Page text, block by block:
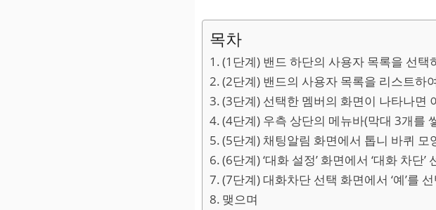
목차
(1단계) 밴드 하단의 사용자 목록을 선택
(2단계) 밴드의 사용자 목록을 리스트하
(3단계) 선택한 멤버의 화면이 나타나면
(4단계) 우측 상단의 메뉴바(막대 3개를
(5단계) 채팅알림 화면에서 톱니 바퀴 모
(6단계) ‘대화 설정’ 화면에서 ‘대화 차단’
(7단계) 대화차단 선택 화면에서 ‘예’를
맺으며